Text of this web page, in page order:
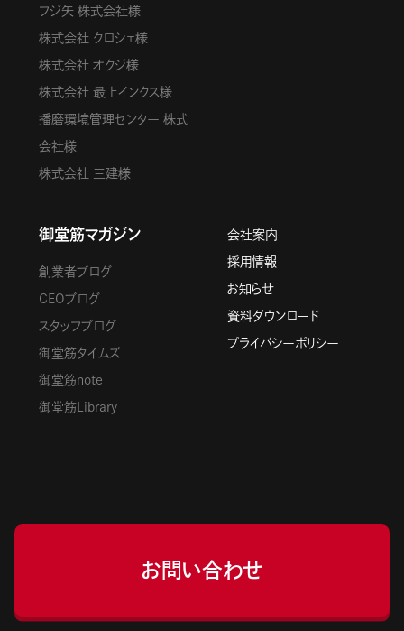
フジ矢 株式会社様
株式会社 クロシェ様
株式会社 オクジ様
株式会社 最上インクス様
播磨環境管理センター 株式
会社様
株式会社 三建様
御堂筋マガジン
創業者ブログ
CEOブログ
スタッフブログ
御堂筋タイムズ
御堂筋note
御堂筋Library
会社案内
採用情報
お知らせ
資料ダウンロード
プライバシーポリシー
お問い合わせ